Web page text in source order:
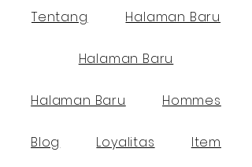
Tentang Halaman Baru
Halaman Baru
Halaman Baru Hommes
Blog Loyalitas Item